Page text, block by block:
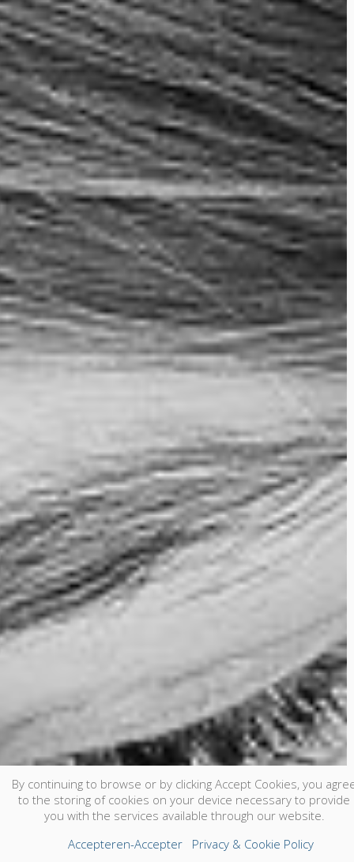
By continuing to browse or by clicking Accept Cookies, you
to the storing of cookies on your device necessary to provide
you with the services available through our website.
Accepteren-Accepter
Privacy & Cookie Policy